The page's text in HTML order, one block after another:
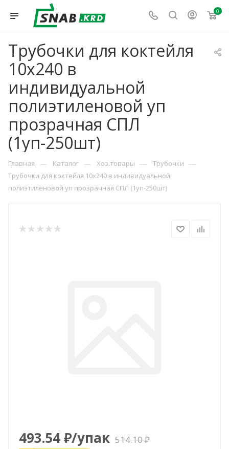
0
Трубочки для коктейля
10х240 в
индивидуальной
полиэтиленовой уп
прозрачная СПЛ
(1уп-250шт)
Главная — Каталог — Хоз.товары — Трубочки —
Трубочки для коктейля 10х240 в индивидуальной
полиэтиленовой уп прозрачная СПЛ (1уп-250шт)
493.54₽/упак 514.10₽